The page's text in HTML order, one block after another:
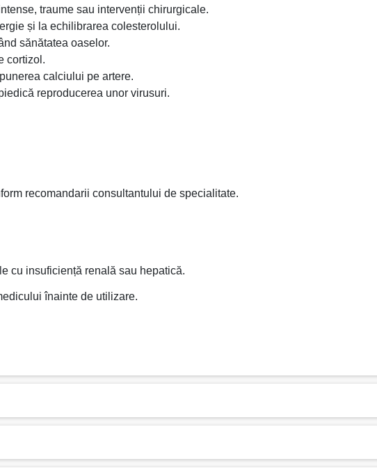
traume sau intervenții chirurgicale.
și la echilibrarea colesterolului.
sănătatea oaselor.
cortizol.
calciului pe artere.
reproducerea unor virusuri.
recomandarii consultantului de specialitate.
cu insuficiență renală sau hepatică.
înainte de utilizare.